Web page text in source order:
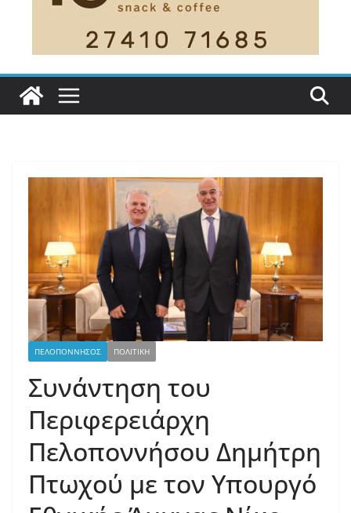
ΠΕΛΟΠΟΝΝΗΣΟΣ ΠΟΛΙΤΙΚΗ
Συνάντηση του
Περιφερειάρχη
Πελοποννήσου Δημήτρη
Πτωχού με τον Υπουργό